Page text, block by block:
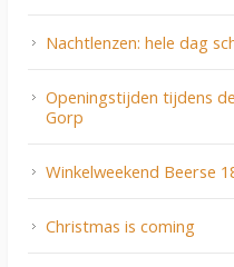
Nachtlenzen: hele dag
Openingstijden tijdens
Gorp
Winkelweekend Beerse
Christmas is coming